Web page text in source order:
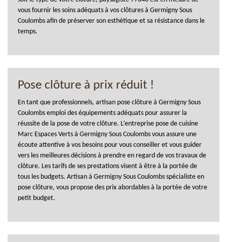
vous fournir les soins adéquats à vos clôtures à Germigny Sous
Coulombs afin de préserver son esthétique et sa résistance dans le
temps.
Pose clôture à prix réduit !
En tant que professionnels, artisan pose clôture à Germigny Sous
Coulombs emploi des équipements adéquats pour assurer la
réussite de la pose de votre clôture. L’entreprise pose de cuisine
Marc Espaces Verts à Germigny Sous Coulombs vous assure une
écoute attentive à vos besoins pour vous conseiller et vous guider
vers les meilleures décisions à prendre en regard de vos travaux de
clôture. Les tarifs de ses prestations visent à être à la portée de
tous les budgets. Artisan à Germigny Sous Coulombs spécialiste en
pose clôture, vous propose des prix abordables à la portée de votre
petit budget.